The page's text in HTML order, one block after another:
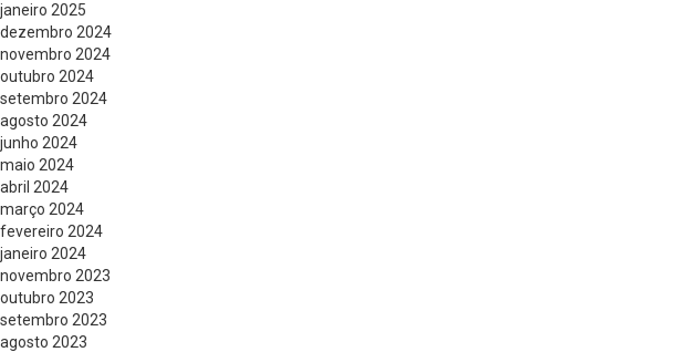
janeiro 2025
dezembro 2024
novembro 2024
outubro 2024
setembro 2024
agosto 2024
junho 2024
maio 2024
abril 2024
março 2024
fevereiro 2024
janeiro 2024
novembro 2023
outubro 2023
setembro 2023
agosto 2023